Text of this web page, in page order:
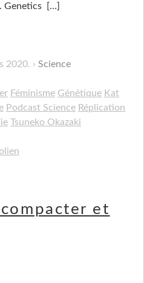
Genetics
[…]
2020. Science
Féminisme Génétique Kat
Podcast Science Réplication
Tsuneko Okazaki
et